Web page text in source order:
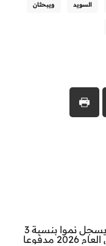
السويد ويبحثان
اقتصاد دولة الامارات يسجل نموا بنسبة 3
% خلال الربع الاول من العام 2026 مدفوعا